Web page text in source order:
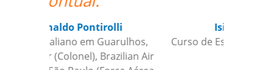
Isis Andreatta
Curso de Espanhol em Guarulhos